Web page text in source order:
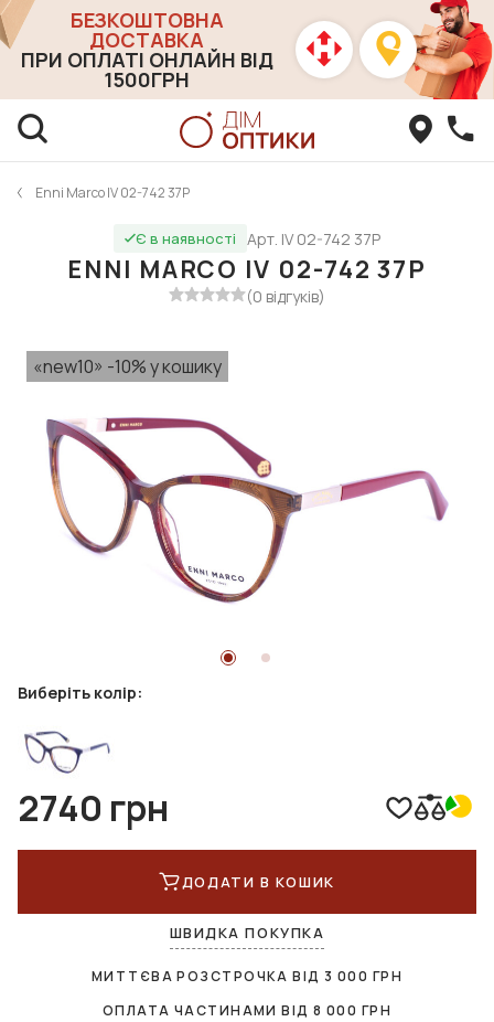
БЕЗКОШТОВНА
ДОСТАВКА
ПРИ ОПЛАТІ ОНЛАЙН ВІД
1500ГРН
Enni Marco IV 02-742 37P
Є в наявності Арт. IV 02-742 37P
ENNI MARCO IV 02-742 37P
(0 відгуків)
«new10» -10% у кошику
Виберіть колір:
2740 грн
ДОДАТИ В КОШИК
ШВИДКА ПОКУПКА
МИТТЄВА РОЗСТРОЧКА ВІД 3 000 ГРН
ОПЛАТА ЧАСТИНАМИ ВІД8 000 ГРН